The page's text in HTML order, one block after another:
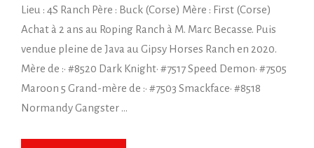
Lieu : 4S Ranch Père : Buck (Corse) Mère : First (Corse)
Achat à 2 ans au Roping Ranch à M. Marc Becasse. Puis
vendue pleine de Java au Gipsy Horses Ranch en 2020.
Mère de :• #8520 Dark Knight• #7517 Speed Demon• #7505
Maroon 5 Grand-mère de :• #7503 Smackface• #8518
Normandy Gangster …